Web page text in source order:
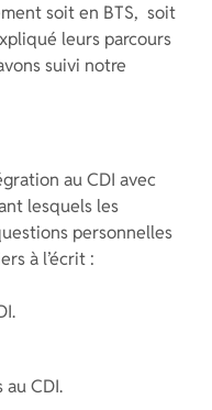
soit en BTS, soit
leurs parcours
suivi notre
au CDI avec
lesquels les
personnelles
à l’écrit :
CDI.